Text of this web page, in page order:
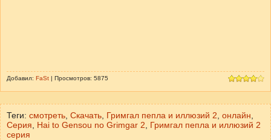
Добавил: FaSt | Просмотров: 5875
Теги: смотреть Скачать Гримгал пепла и иллюзий 2 онлайн
Серия
Hai to Gensou no Grimgar 2
Гримгал пепла и иллюзий 2
серия